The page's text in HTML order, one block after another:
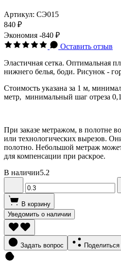
Артикул: СЭ015
840 ₽
Экономия -840 ₽
Оставить отзыв
Эластичная сетка. Оптимальная
нижнего белья, боди. Рисунок -
Стоимость указана за 1 м,
метр, минимальный шаг отреза
При заказе метражом, в полотне
или технологических вырезов.
полотно. Небольшой метраж
для компенсации при раскрое.
В наличии5.2
В корзину
Уведомить о наличии
Задать вопрос Поделиться